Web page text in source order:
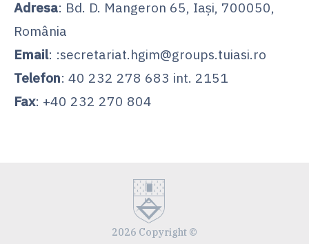
Adresa: Bd. D. Mangeron 65, Iaşi, 700050,
România
Email: :secretariat.hgim@groups.tuiasi.ro
Telefon: 40 232 278 683 int. 2151
Fax: +40 232 270 804
2026 Copyright ©